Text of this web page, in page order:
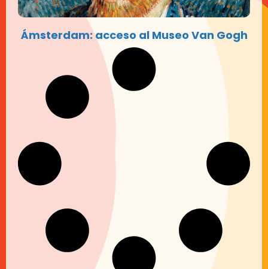
Ámsterdam: acceso al Museo Van Gogh